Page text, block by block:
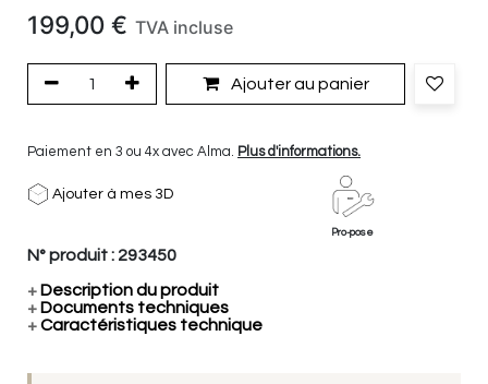
199,00 € TVA incluse
Ajouter au panier
Paiement en 3 ou 4x avec Alma. Plus d'informations.
Ajouter à mes 3D
Pro-pose
N° produit : 293450
+ Description du produit
+ Documents techniques
+Caractéristiques technique